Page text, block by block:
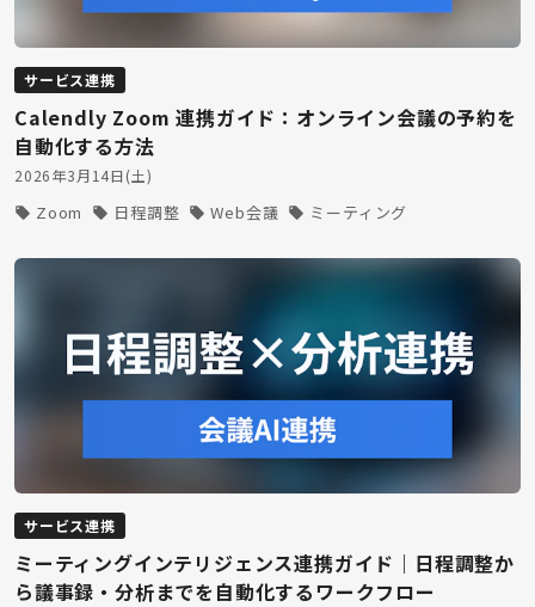
サービス連携
Calendly Zoom 連携ガイド：オンライン会議の予約を
自動化する方法
2026年3月14日(土)
Zoom 日程調整 Web会議 ミーティング
サービス連携
ミーティングインテリジェンス連携ガイド｜日程調整か
ら議事録・分析までを自動化するワークフロー